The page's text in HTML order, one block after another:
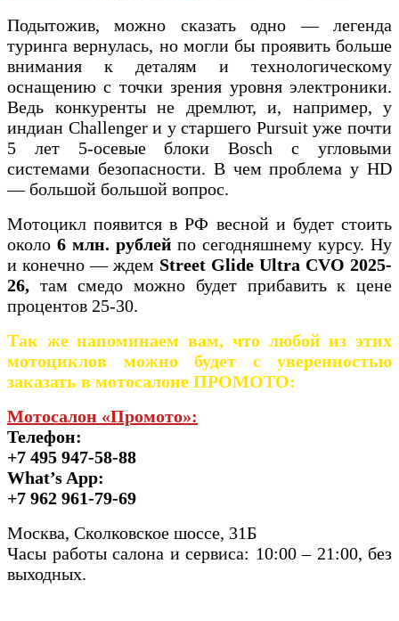
Подытожив, можно сказать одно — легенда
туринга вернулась, но могли бы проявить больше
внимания к деталям и технологическому
оснащению с точки зрения уровня электроники.
Ведь конкуренты не дремлют, и, например, у
индиан Challenger и у старшего Pursuit уже почти
5 лет 5-осевые блоки Bosch с угловыми
системами безопасности. В чем проблема у HD
— большой большой вопрос.
Мотоцикл появится в РФ весной и будет стоить
около 6 млн. рублей по сегодняшнему курсу. Ну
и конечно — ждем Street Glide Ultra CVO 2025-
26, там смедо можно будет прибавить к цене
процентов 25-30.
Так же напоминаем вам, что любой из этих
мотоциклов можно будет с уверенностью
заказать в мотосалоне ПРОМОТО:
Мотосалон «Промото»:
Телефон:
+7 495 947-58-88
What’s App:
+7 962 961-79-69
Москва, Сколковское шоссе, 31Б
Часы работы салона и сервиса: 10:00 – 21:00, без
выходных.